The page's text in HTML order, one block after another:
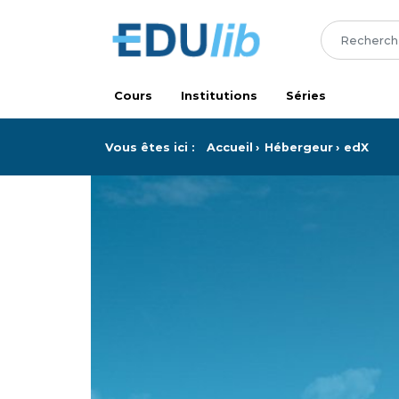
Cours Institutions Séries
Vous êtes ici : Accueil Hébergeur edX